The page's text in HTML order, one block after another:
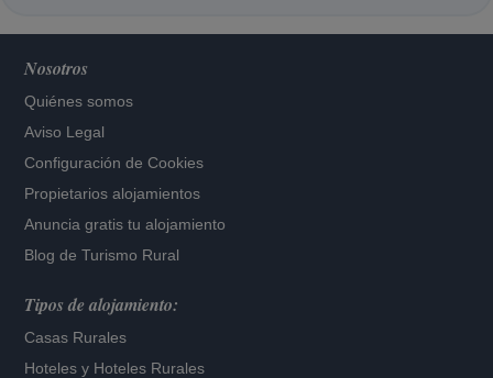
Nosotros
Quiénes somos
Aviso Legal
Configuración de Cookies
Propietarios alojamientos
Anuncia gratis tu alojamiento
Blog de Turismo Rural
Tipos de alojamiento:
Casas Rurales
Hoteles y Hoteles Rurales